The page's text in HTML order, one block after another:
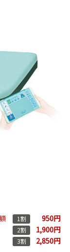
1割 950円
2割 1,900円
3割 2,850円